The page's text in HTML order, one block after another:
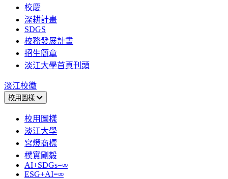
校慶
深耕計畫
SDGS
校務發展計畫
招生簡章
淡江大學首頁刊頭
淡江校徽
校用圖樣
校用圖樣
淡江大學
宮燈商標
樸實剛毅
AI+SDGs=∞
ESG+AI=∞